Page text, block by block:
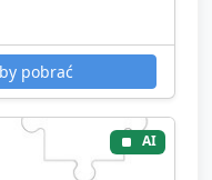
pobrać
AI